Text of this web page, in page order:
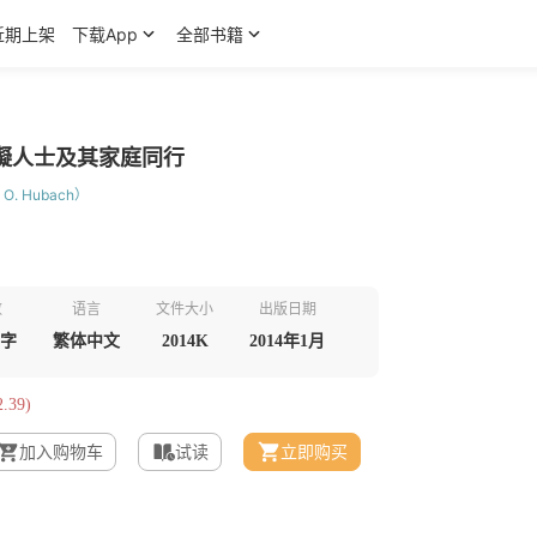
期上架 下载App 全部书籍
士及其家庭同行
Hubach）
语言
繁体中文
文件大小
2014K
出版日期
2014年1月
加入购物车 试读 立即购买